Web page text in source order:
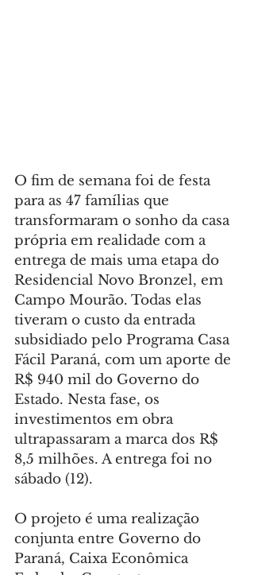
O fim de semana foi de festa
para as 47 famílias que
transformaram o sonho da casa
própria em realidade com a
entrega de mais uma etapa do
Residencial Novo Bronzel, em
Campo Mourão. Todas elas
tiveram o custo da entrada
subsidiado pelo Programa Casa
Fácil Paraná, com um aporte de
R$ 940 mil do Governo do
Estado. Nesta fase, os
investimentos em obra
ultrapassaram a marca dos R$
8,5 milhões. A entrega foi no
sábado (12).
O projeto é uma realização
conjunta entre Governo do
Paraná, Caixa Econômica